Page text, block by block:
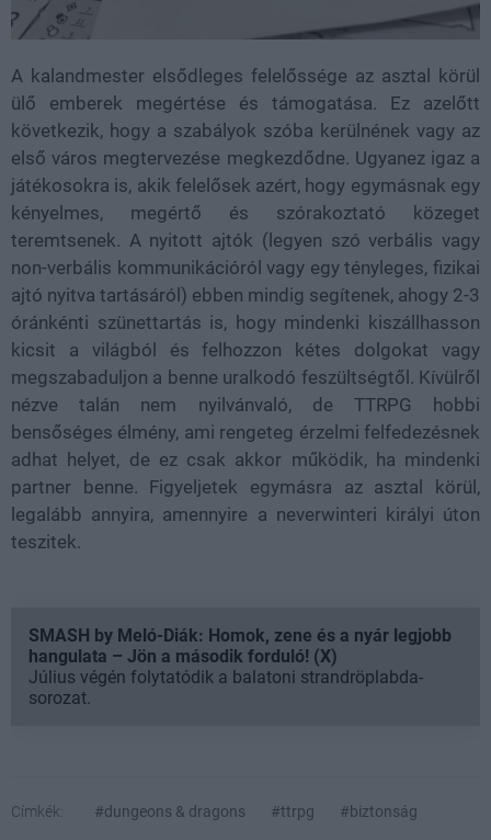
A kalandmester elsődleges felelőssége az asztal körül
ülő emberek megértése és támogatása. Ez azelőtt
következik, hogy a szabályok szóba kerülnének vagy az
első város megtervezése megkezdődne. Ugyanez igaz a
játékosokra is, akik felelősek azért, hogy egymásnak egy
kényelmes, megértő és szórakoztató közeget
teremtsenek. A nyitott ajtók (legyen szó verbális vagy
non-verbális kommunikációról vagy egy tényleges, fizikai
ajtó nyitva tartásáról) ebben mindig segítenek, ahogy 2-3
óránkénti szünettartás is, hogy mindenki kiszállhasson
kicsit a világból és felhozzon kétes dolgokat vagy
megszabaduljon a benne uralkodó feszültségtől. Kívülről
nézve talán nem nyilvánvaló, de TTRPG hobbi
bensőséges élmény, ami rengeteg érzelmi felfedezésnek
adhat helyet, de ez csak akkor működik, ha mindenki
partner benne. Figyeljetek egymásra az asztal körül,
legalább annyira, amennyire a neverwinteri királyi úton
teszitek.
SMASH by Meló-Diák: Homok, zene és a nyár legjobb
hangulata – Jön a második forduló! (X)
Július végén folytatódik a balatoni strandröplabda-
sorozat.
Címkék: #dungeons & dragons #ttrpg #biztonság